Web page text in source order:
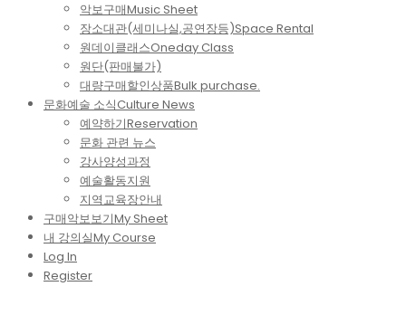
악보구매Music Sheet
장소대관(세미나실,공연장등)Space Rental
원데이클래스Oneday Class
원단(판매불가)
대량구매할인상품Bulk purchase.
문화예술 소식Culture News
예약하기Reservation
문화 관련 뉴스
강사양성과정
예술활동지원
지역교육장안내
구매악보보기My Sheet
내 강의실My Course
Log In
Register